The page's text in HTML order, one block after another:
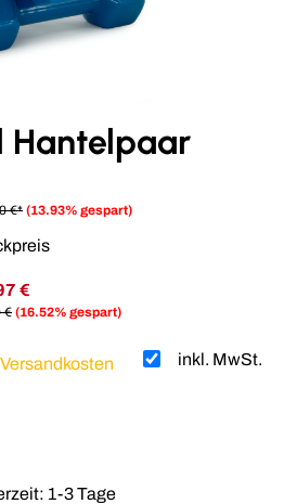
Hantelpaar
€* (13.93% gespart)
€
€ (16.52% gespart)
inkl. MwSt.
von 4.9 von 5 Sternen
1-3 Tage